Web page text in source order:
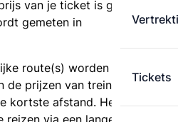
Tickets
van je ticket is gebaseerd
gemeten in
route(s) worden
de prijzen van treintickets
kortste afstand. Het is
via een langere route,